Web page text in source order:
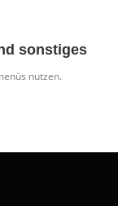
sonstiges
nutzen.